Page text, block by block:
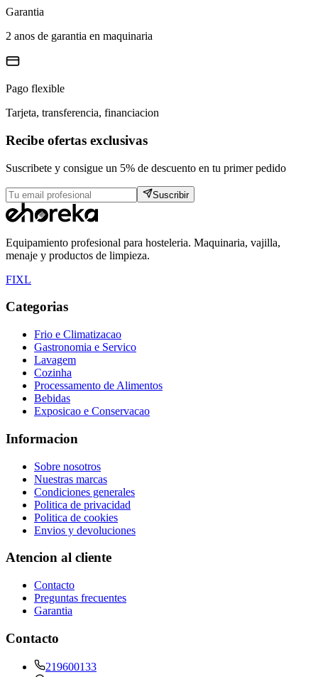
Garantia
2 anos de garantia en maquinaria
Pago flexible
Tarjeta, transferencia, financiacion
Recibe ofertas exclusivas
Suscribete y consigue un 5% de descuento en tu primer pedido
Suscribir
Equipamiento profesional para hosteleria. Maquinaria, vajilla,
menaje y productos de limpieza.
FIXL
Categorias
Frio e Climatizacao
Gastronomia e Servico
Lavagem
Cozinha
Processamento de Alimentos
Bebidas
Exposicao e Conservacao
Informacion
Sobre nosotros
Nuestras marcas
Condiciones generales
Politica de privacidad
Politica de cookies
Envios y devoluciones
Atencion al cliente
Contacto
Preguntas frecuentes
Garantia
Contacto
219600133